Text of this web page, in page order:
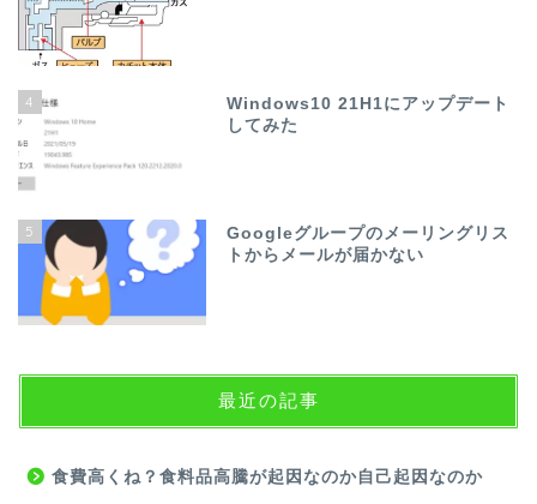
4
Windows10 21H1にアップデート
してみた
5
Googleグループのメーリングリス
トからメールが届かない
最近の記事
食費高くね？食料品高騰が起因なのか自己起因なのか